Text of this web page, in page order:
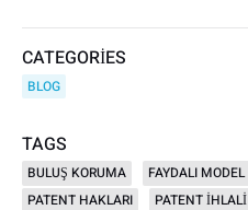
CATEGORIES
BLOG
TAGS
BULUŞ KORUMA FAYDALI MODEL
PATENT HAKLARI
PATENT IHLALI